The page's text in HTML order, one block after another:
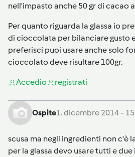
nell'impasto anche 50 gr di cacao
Per quanto riguarda la glassa io
di cioccolata per bilanciare gusto
preferisci puoi usare anche solo
cioccolato deve risultare 100gr.
Accedio registrati
Ospite1. dicembre 2014 -
scusa ma negli ingredienti non c'è
per la glassa devo usare tutti e